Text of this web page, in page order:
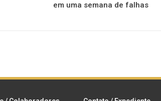
em uma semana de falhas